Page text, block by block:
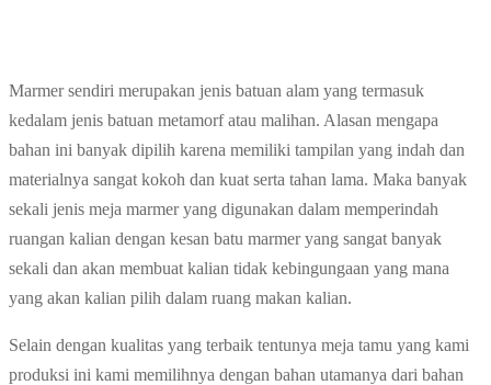
Marmer sendiri merupakan jenis batuan alam yang termasuk
kedalam jenis batuan metamorf atau malihan. Alasan mengapa
bahan ini banyak dipilih karena memiliki tampilan yang indah dan
materialnya sangat kokoh dan kuat serta tahan lama. Maka banyak
sekali jenis meja marmer yang digunakan dalam memperindah
ruangan kalian dengan kesan batu marmer yang sangat banyak
sekali dan akan membuat kalian tidak kebingungaan yang mana
yang akan kalian pilih dalam ruang makan kalian.
Selain dengan kualitas yang terbaik tentunya meja tamu yang kami
produksi ini kami memilihnya dengan bahan utamanya dari bahan